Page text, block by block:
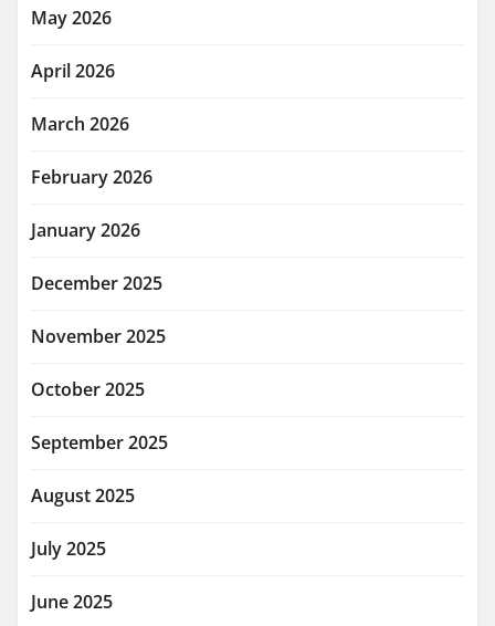
May 2026
April 2026
March 2026
February 2026
January 2026
December 2025
November 2025
October 2025
September 2025
August 2025
July 2025
June 2025